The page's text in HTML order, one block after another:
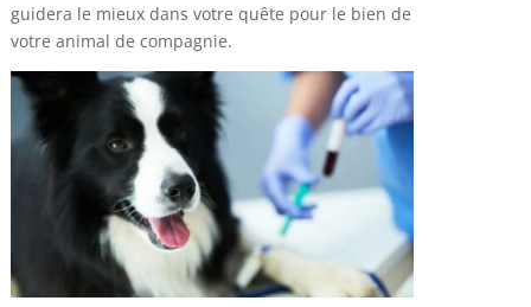
guidera le mieux dans votre quête pour le bien de
votre animal de compagnie.